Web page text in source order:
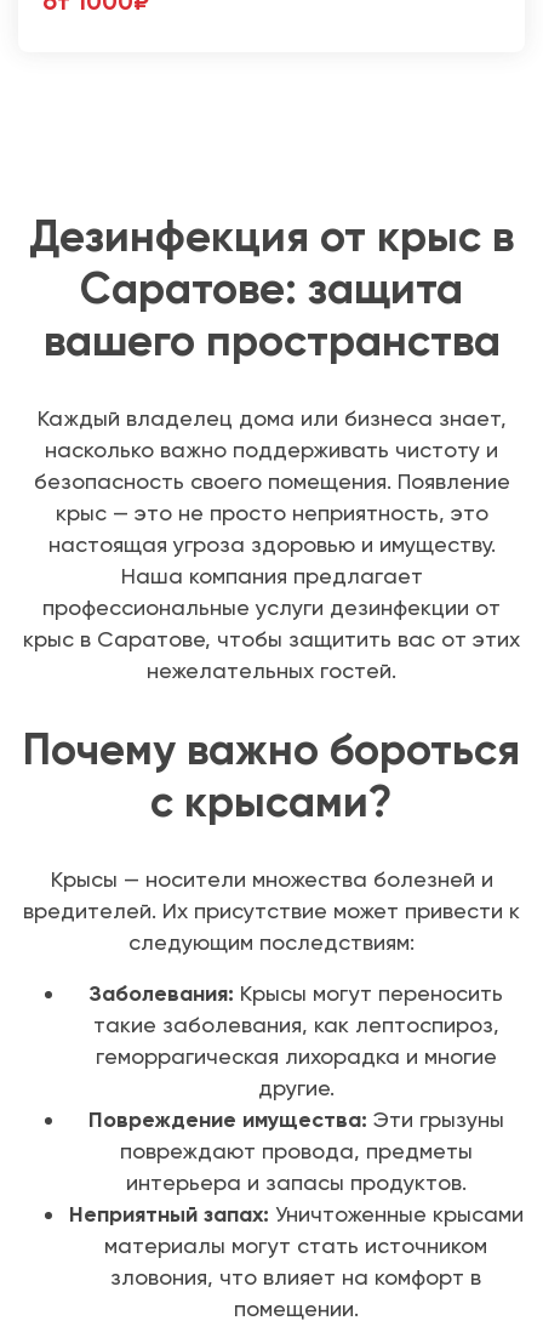
Дезинфекция от крыс в
Саратове: защита
вашего пространства
Каждый владелец дома или бизнеса знает,
насколько важно поддерживать чистоту и
безопасность своего помещения. Появление
крыс — это не просто неприятность, это
настоящая угроза здоровью и имуществу.
Наша компания предлагает
профессиональные услуги дезинфекции от
крыс в Саратове, чтобы защитить вас от этих
нежелательных гостей.
Почему важно бороться
с крысами?
Крысы — носители множества болезней и
вредителей. Их присутствие может привести к
следующим последствиям:
Заболевания: Крысы могут переносить
такие заболевания, как лептоспироз,
геморрагическая лихорадка и многие
другие.
Повреждение имущества: Эти грызуны
повреждают провода, предметы
интерьера и запасы продуктов.
Неприятный запах: Уничтоженные крысами
материалы могут стать источником
зловония, что влияет на комфорт в
помещении.